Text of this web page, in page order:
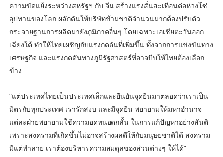
ความขัดแย้งระหว่างสหรัฐฯ กับ จีน สร้างแรงสั่นสะเทือนต่อห่วงโซ่
อุปทานของโลก ผลักดันให้บริษัทข้ามชาติจำนวนมากต้องปรับตัว
กระจายฐานการผลิตมายังภูมิภาคอื่นๆ โดยเฉพาะเอเชียตะวันออก
เฉียงใต้ ทำให้ไทยเผชิญกับแรงกดดันที่เพิ่มขึ้น ทั้งจากการแข่งขันทาง
เศรษฐกิจ และแรงกดดันทางภูมิรัฐศาสตร์ที่อาจบีบให้ไทยต้องเลือก
ข้าง
“แต่ประเทศไทยเป็นประเทศเล็กและยืนยันจุดยืนมาตลอดว่าเราเป็น
มิตรกับทุกประเทศ เรารักสงบ และมีจุดยืน พยายามให้มหาอำนาจ
แต่ละฝ่ายพยายามใช้ความอดทนอดกลั้น ในการแก้ปัญหาอย่างสันติ
เพราะสงครามที่เกิดขึ้นไม่อาจสร้างผลดีให้กับมนุษยชาติได้ สงคราม
มีแต่ทำลาย เราต้องบริหารความสมดุลของส่วนต่างๆ ให้ได้”